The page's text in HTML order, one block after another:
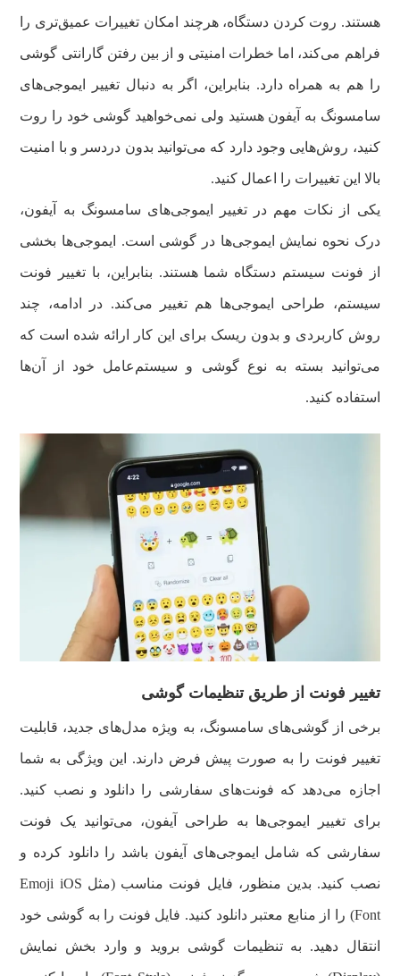
هستند. روت کردن دستگاه، هرچند امکان تغییرات عمیق‌تری را
فراهم می‌کند، اما خطرات امنیتی و از بین رفتن گارانتی گوشی
را هم به همراه دارد. بنابراین، اگر به دنبال تغییر ایموجی‌های
سامسونگ به آیفون هستید ولی نمی‌خواهید گوشی خود را روت
کنید، روش‌هایی وجود دارد که می‌توانید بدون دردسر و با امنیت
بالا این تغییرات را اعمال کنید.
یکی از نکات مهم در تغییر ایموجی‌های سامسونگ به آیفون،
درک نحوه نمایش ایموجی‌ها در گوشی است. ایموجی‌ها بخشی
از فونت سیستم دستگاه شما هستند. بنابراین، با تغییر فونت
سیستم، طراحی ایموجی‌ها هم تغییر می‌کند. در ادامه، چند
روش کاربردی و بدون ریسک برای این کار ارائه شده است که
می‌توانید بسته به نوع گوشی و سیستم‌عامل خود از آن‌ها
استفاده کنید.
تغییر فونت از طریق تنظیمات گوشی
برخی از گوشی‌های سامسونگ، به‌ ویژه مدل‌های جدید، قابلیت
تغییر فونت را به‌ صورت پیش‌ فرض دارند. این ویژگی به شما
اجازه می‌دهد که فونت‌های سفارشی را دانلود و نصب کنید.
برای تغییر ایموجی‌ها به طراحی آیفون، می‌توانید یک فونت
سفارشی که شامل ایموجی‌های آیفون باشد را دانلود کرده و
نصب کنید. بدین منظور، فایل فونت مناسب (مثل Emoji iOS
Font) را از منابع معتبر دانلود کنید. فایل فونت را به گوشی خود
انتقال دهید. به تنظیمات گوشی بروید و وارد بخش نمایش